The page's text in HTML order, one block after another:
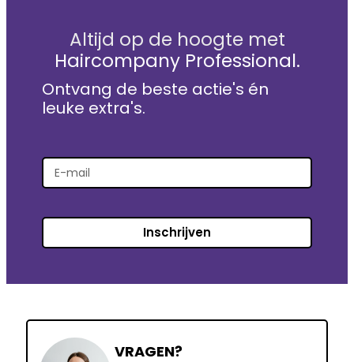
Altijd op de hoogte met
Haircompany Professional.
Ontvang de beste actie's én
leuke extra's.
Inschrijven
VRAGEN?